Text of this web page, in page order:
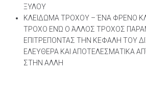
ΞΥΛΟΥ
ΚΛΕΙΔΩΜΑ ΤΡΟΧΟΥ – ΈΝΑ ΦΡΕΝΟ
ΤΡΟΧΟ ΕΝΏ Ο ΆΛΛΟΣ ΤΡΟΧΟΣ
ΕΠΙΤΡΕΠΟΝΤΑΣ ΤΗΝ ΚΕΦΑΛΗ ΤΟΥ
ΕΛΕΥΘΕΡΑ ΚΑΙ ΑΠΟΤΕΛΕΣΜΑΤΙΚΑ
ΣΤΗΝ ΑΛΛΗ